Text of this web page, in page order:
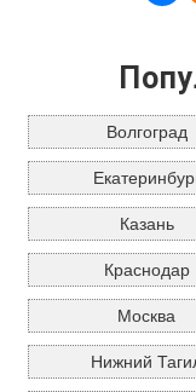
Волгоград
Казань
Краснодар
Москва
Нижний